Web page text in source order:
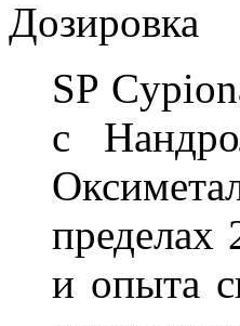
Дозировка
SP
с
пределах
и опыта